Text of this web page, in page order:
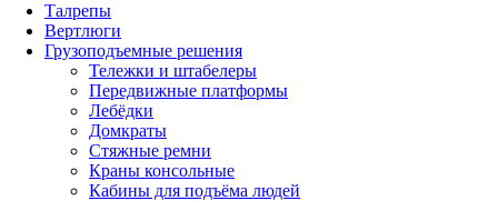
Талрепы
Вертлюги
Грузоподъемные решения
Тележки и штабелеры
Передвижные платформы
Лебёдки
Домкраты
Стяжные ремни
Краны консольные
Кабины для подъёма людей